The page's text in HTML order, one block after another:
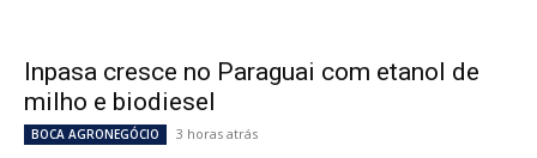
Inpasa cresce no Paraguai com etanol de
milho e biodiesel
BOCA AGRONEGÓCIO 3 horas atrás